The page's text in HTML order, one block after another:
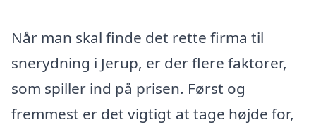
Når man skal finde det rette firma til
snerydning i Jerup, er der flere faktorer,
som spiller ind på prisen. Først og
fremmest er det vigtigt at tage højde for,